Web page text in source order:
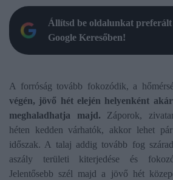
Állítsd be oldalunkat
Google Keresőben!
A forróság tovább fokozódik, a
végén, jövő hét elején helyenként
meghaladhatja majd. Záporok,
héten kedden várhatók, akkor lehet pár
időszak. A talaj addig tovább fog
aszály területi kiterjedése és
Jelentősebb szél majd a jövő hét